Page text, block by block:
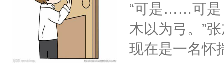
“可是……可是
木以为弓。”
现在是一名怀